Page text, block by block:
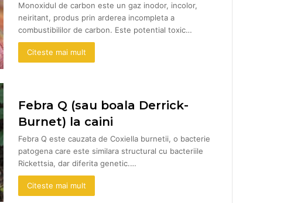
Monoxidul de carbon este un gaz inodor, incolor,
neiritant, produs prin arderea incompleta a
combustibililor de carbon. Este potential toxic…
Citeste mai mult
Febra Q (sau boala Derrick-
Burnet) la caini
Febra Q este cauzata de Coxiella burnetii, o bacterie
patogena care este similara structural cu bacteriile
Rickettsia, dar diferita genetic.…
Citeste mai mult